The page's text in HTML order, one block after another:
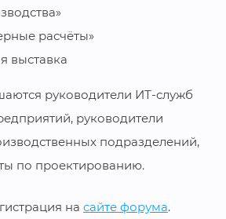
расчёты»
выставка
руководители ИТ-служб
руководители
подразделений,
по проектированию.
на сайте форума.